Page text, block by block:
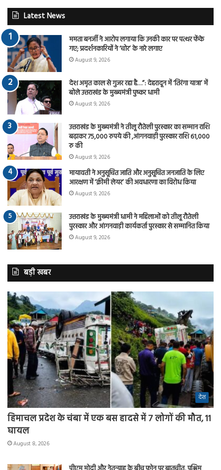
Latest News
ममता बनर्जी ने आरोप लगाया कि उनकी कार पर पत्थर फेंके
गए; प्रदर्शनकारियों ने ‘चोर’ के नारे लगाए
August 9, 2026
देश अमृत काल से गुजर रहा है…”: देहरादून में ‘तिरंगा यात्रा’ में
बोले उत्तराखंड के मुख्यमंत्री पुष्कर धामी
August 9, 2026
उत्तराखंड के मुख्यमंत्री ने तीलू रौतेली पुरस्कार का सम्मान राशि
बढ़ाकर 75,000 रुपये की ,आंगनवाड़ी पुरस्कार राशि 61,000
रु की
August 9, 2026
मायावती ने अनुसूचित जाति और अनुसूचित जनजाति के लिए
आरक्षण में ‘क्रीमी लेयर’ की अवधारणा का विरोध किया
August 9, 2026
उत्तराखंड के मुख्यमंत्री धामी ने महिलाओं को तीलू रौतेली
पुरस्कार और आंगनवाड़ी कार्यकर्ता पुरस्कार से सम्मानित किया
August 9, 2026
बड़ी खबर
देश
हिमाचल प्रदेश के चंबा में एक बस हादसे में 7 लोगों की मौत, 11
घायल
August 8, 2026